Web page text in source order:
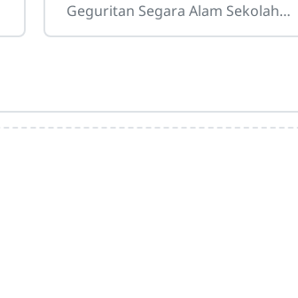
Geguritan Segara Alam Sekolah
Sdn4cirahab.sch.id- Geguritan